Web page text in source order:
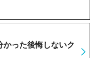
った後悔しないク